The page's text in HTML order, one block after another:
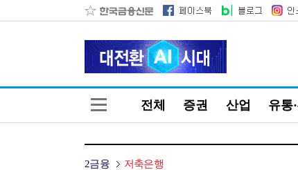
전체 증권 산업 유통
2금융 저축은행